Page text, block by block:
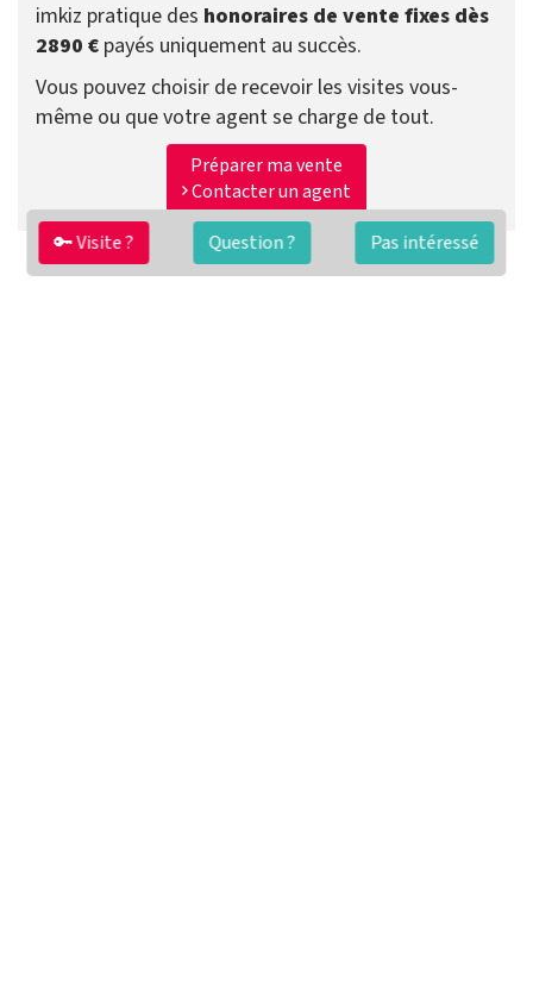
🔑 Visite ? Question ? Pas intéressé
imkiz pratique des honoraires de vente fixes dès
2890 € payés uniquement au succès.
Vous pouvez choisir de recevoir les visites vous-
même ou que votre agent se charge de tout.
Préparer ma vente
Contacter un agent